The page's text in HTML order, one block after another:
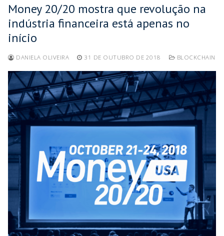
Money 20/20 mostra que revolução na
indústria financeira está apenas no
início
DANIELA OLIVEIRA 31 DE OUTUBRO DE 2018 BLOCKCHAIN